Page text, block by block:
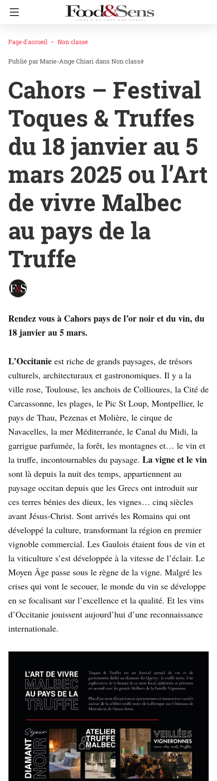
Page d'accueil Non classé
Marie-Ange Chiari dans Non classé
Cahors – Festival
Toques & Truffes
du 18 janvier au 5
mars 2025 ou l’Art
de vivre Malbec
au pays de la
Truffe
Rendez vous à Cahors pays de l’or noir et du vin, du
18 janvier au 5 mars.
L’Occitanie est riche de grands paysages, de trésors
culturels, architecturaux et gastronomiques. Il y a la
ville rose, Toulouse, les anchois de Collioures, la Cité de
Carcassonne, les plages, le Pic St Loup, Montpellier, le
pays de Thau, Pezenas et Molière, le cirque de
Navacelles, la mer Méditerranée, le Canal du Midi, la
garrigue parfumée, la forêt, les montagnes et… le vin et
la truffe, incontournables du paysage. La vigne et le vin
sont là depuis la nuit des temps, appartiennent au
paysage occitan depuis que les Grecs ont introduit sur
ces terres bénies des dieux, les vignes… cinq siècles
avant Jésus-Christ. Sont arrivés les Romains qui ont
développé la culture, transformant la région en premier
vignoble commercial. Les Gaulois étaient fous de vin et
la viticulture s’est développée à la vitesse de l’éclair. Le
Moyen Âge passe sous le règne de la vigne. Malgré les
crises qui vont le secouer, le monde du vin se développe
en se focalisant sur l’excellence et la qualité. Et les vins
d’Occitanie jouissent aujourd’hui d’une reconnaissance
internationale.